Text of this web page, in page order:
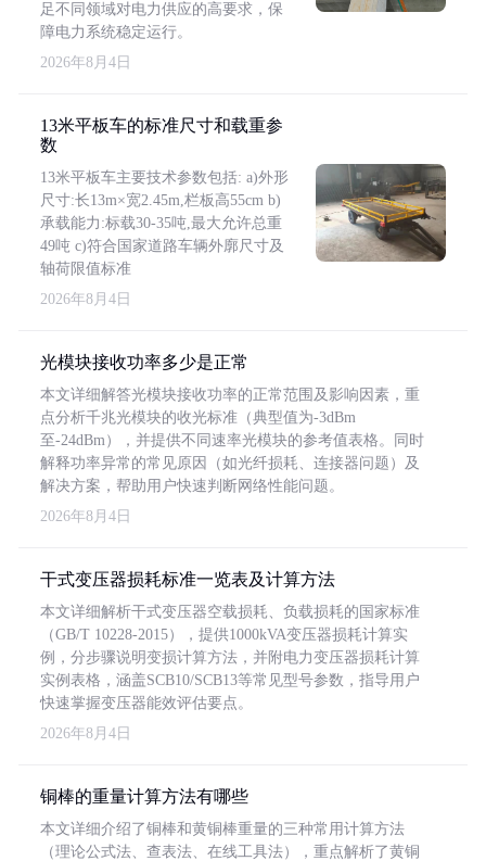
足不同领域对电力供应的高要求，保
障电力系统稳定运行。
2026年8月4日
13米平板车的标准尺寸和载重参
数
13米平板车主要技术参数包括: a)外形
尺寸:长13m×宽2.45m,栏板高55cm b)
承载能力:标载30-35吨,最大允许总重
49吨 c)符合国家道路车辆外廓尺寸及
轴荷限值标准
2026年8月4日
光模块接收功率多少是正常
本文详细解答光模块接收功率的正常范围及影响因素，重
点分析千兆光模块的收光标准（典型值为-3dBm
至-24dBm），并提供不同速率光模块的参考值表格。同时
解释功率异常的常见原因（如光纤损耗、连接器问题）及
解决方案，帮助用户快速判断网络性能问题。
2026年8月4日
干式变压器损耗标准一览表及计算方法
本文详细解析干式变压器空载损耗、负载损耗的国家标准
（GB/T 10228-2015），提供1000kVA变压器损耗计算实
例，分步骤说明变损计算方法，并附电力变压器损耗计算
实例表格，涵盖SCB10/SCB13等常见型号参数，指导用户
快速掌握变压器能效评估要点。
2026年8月4日
铜棒的重量计算方法有哪些
本文详细介绍了铜棒和黄铜棒重量的三种常用计算方法
（理论公式法、查表法、在线工具法），重点解析了黄铜